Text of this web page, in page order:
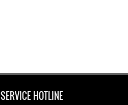
SERVICE HOTLINE